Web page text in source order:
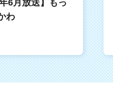
年6月放送】もっ
わ